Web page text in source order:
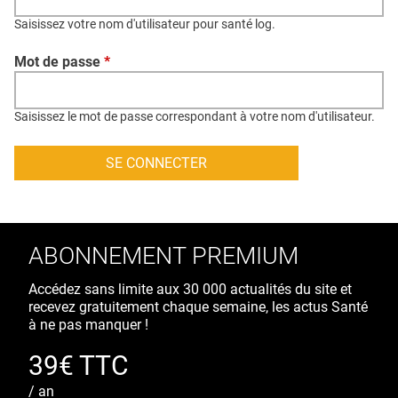
CONTACT
CRÉDITS
Saisissez votre nom d'utilisateur pour santé log.
Mot de passe *
Saisissez le mot de passe correspondant à votre nom d'utilisateur.
ABONNEMENT PREMIUM
Accédez sans limite aux 30 000 actualités du site et
recevez gratuitement chaque semaine, les actus Santé
à ne pas manquer !
39€ TTC
/ an